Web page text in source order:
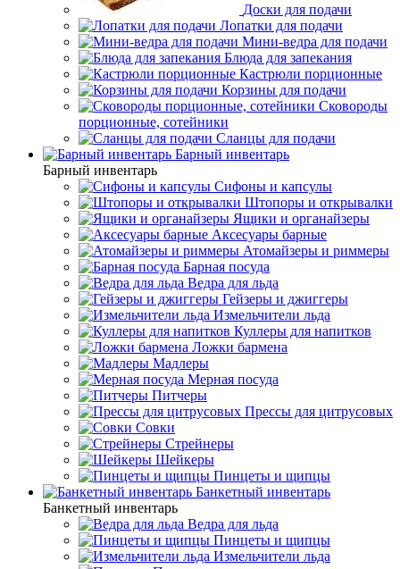
Доски для подачи
Лопатки для подачи
Мини-ведра для подачи
Блюда для запекания
Кастрюли порционные
Корзины для подачи
Сковороды
порционные, сотейники
Сланцы для подачи
Барный инвентарь
Барный инвентарь
Сифоны и капсулы
Штопоры и открывалки
Ящики и органайзеры
Аксесуары барные
Атомайзеры и риммеры
Барная посуда
Ведра для льда
Гейзеры и джиггеры
Измельчители льда
Куллеры для напитков
Ложки бармена
Мадлеры
Мерная посуда
Питчеры
Прессы для цитрусовых
Совки
Стрейнеры
Шейкеры
Пинцеты и щипцы
Банкетный инвентарь
Банкетный инвентарь
Ведра для льда
Пинцеты и щипцы
Измельчители льда